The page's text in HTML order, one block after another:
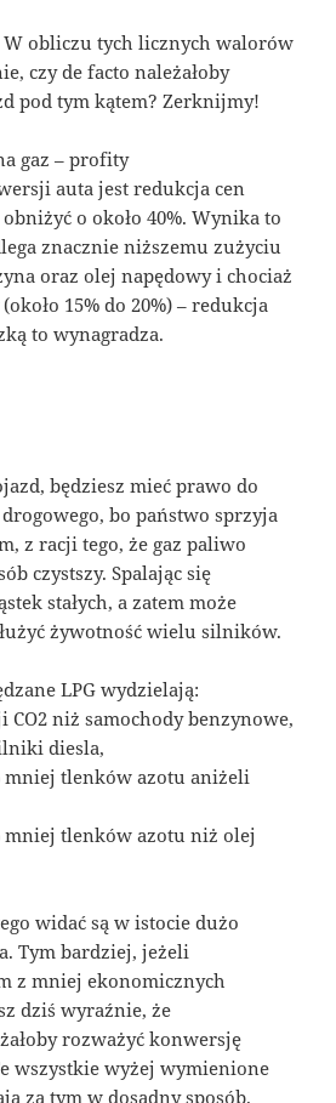
W obliczu tych licznych walorów
czy de facto należałoby
pod tym kątem? Zerknijmy!
gaz – profity
auta jest redukcja cen
o około 40%. Wynika to
znacznie niższemu zużyciu
oraz olej napędowy i chociaż
15% do 20%) – redukcja
to wynagradza.
będziesz mieć prawo do
bo państwo sprzyja
z racji tego, że gaz paliwo
czystszy. Spalając się
stałych, a zatem może
żywotność wielu silników.
LPG wydzielają:
niż samochody benzynowe,
diesla,
tlenków azotu aniżeli
tlenków azotu niż olej
widać są w istocie dużo
Tym bardziej, jeżeli
z mniej ekonomicznych
dziś wyraźnie, że
rozważyć konwersję
wszystkie wyżej wymienione
za tym w dosadny sposób.